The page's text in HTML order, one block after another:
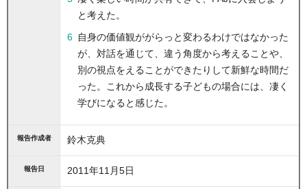
と考えた。
自身の価値観ががらっと変わるわけではなかった
が、対話を通じて、違う角度から考えることや、
別の視点をえることができたりして新鮮な時間だ
った。これから成長する子どもの場合には、凄く
学びになると感じた。
報告作成者 鈴木克典
報告日 2011年11月5日